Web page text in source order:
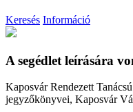
Keresés Információ
A segédlet leírására
Kaposvár Rendezett
jegyzőkönyvei, Kaposvár